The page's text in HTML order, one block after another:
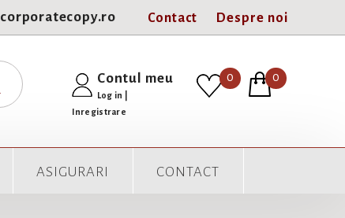
Contact Despre noi
Contul meu
Log in
Inregistrare
0 0
ASIGURARI CONTACT